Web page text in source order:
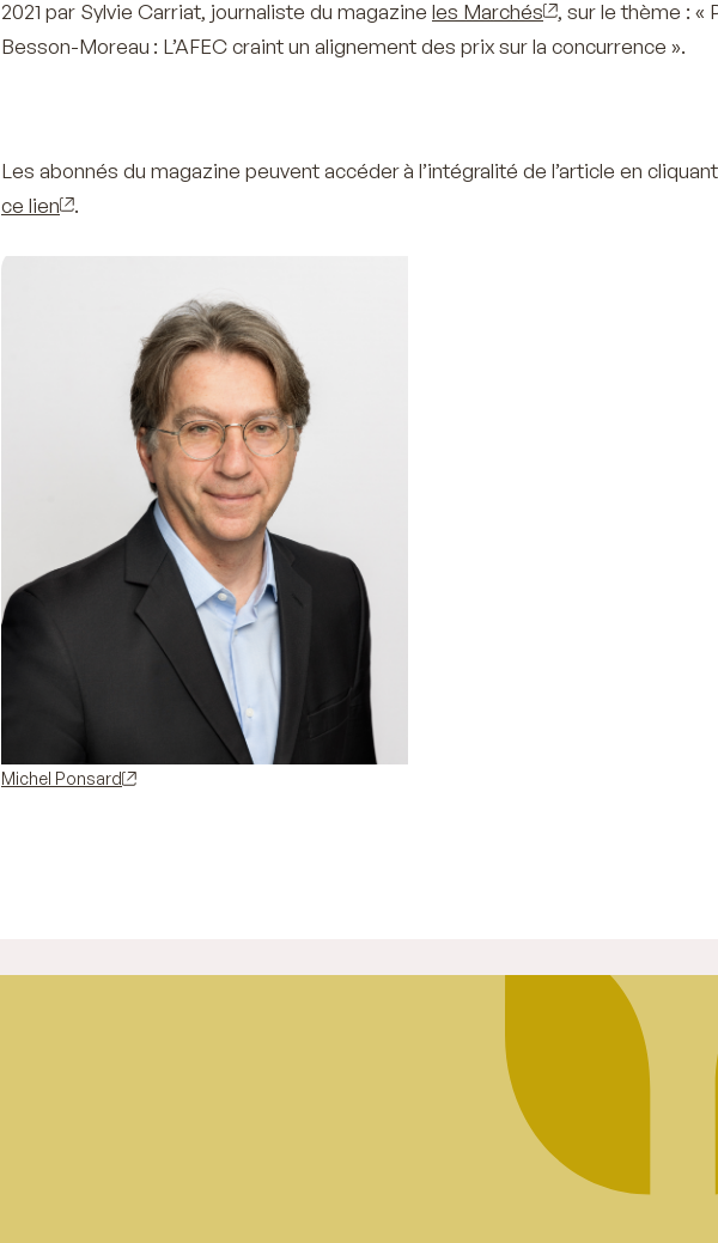
2021 par Sylvie Carriat, journaliste du magazine les Marchés , sur le thème : «
Besson-Moreau : L’AFEC craint un alignement des prix sur la concurrence ».
Les abonnés du magazine peuvent accéder à l’intégralité de l’article en
ce lien
.
Michel Ponsard